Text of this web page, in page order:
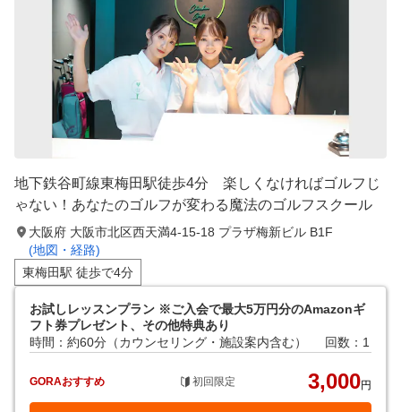
地下鉄谷町線東梅田駅徒歩4分 楽しくなければゴルフじ
ゃない！あなたのゴルフが変わる魔法のゴルフスクール
大阪府 大阪市北区西天満4-15-18 プラザ梅新ビル B1F
(地図・経路)
東梅田駅 徒歩で4分
お試しレッスンプラン ※ご入会で最大5万円分のAmazonギ
フト券プレゼント、その他特典あり
時間：約60分（カウンセリング・施設案内含む）
回数：1
GORAおすすめ 初回限定 3,000円